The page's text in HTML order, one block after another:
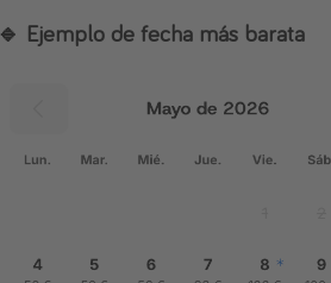
🔹 Ejemplo de fecha más barata